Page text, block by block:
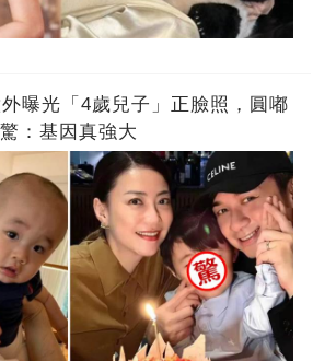
曝光「4歲兒子」正臉照，圓嘟
：基因真強大